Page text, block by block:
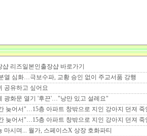
샵 리즈일본인출장샵 바로가기
열 심화…극보수파, 교황 승인 없이 주교서품 강행
공유하고 싶어요
광화문 열기 '후끈'…"낭만 있고 설레요"
늦어서"…15층 아파트 창밖으로 지인 강아지 던져 죽
늦어서"…15층 아파트 창밖으로 지인 강아지 던져 죽
마시며... 월가, 스페이스X 상장 호화파티